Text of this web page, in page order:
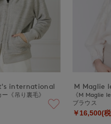
international
《吊り裏毛》
M Maglie
《M Maglie
ブラウス
￥16,500(